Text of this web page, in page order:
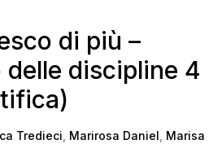
di più –
discipline 4
Tredieci Marirosa Daniel Marisa